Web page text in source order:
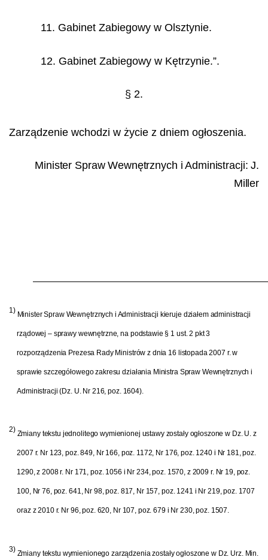
11. Gabinet Zabiegowy w Olsztynie.
12. Gabinet Zabiegowy w Kętrzynie.”.
§ 2.
Zarządzenie wchodzi w życie z dniem ogłoszenia.
Minister Spraw Wewnętrznych i Administracji:J.
Miller
1)Minister Spraw Wewnętrznych i Administracji kieruje działem administracji
rządowej – sprawy wewnętrzne, na podstawie § 1 ust. 2 pkt 3
rozporządzenia Prezesa Rady Ministrów z dnia 16 listopada 2007 r. w
sprawie szczegółowego zakresu działania Ministra Spraw Wewnętrznych i
Administracji (Dz. U. Nr 216, poz. 1604).
2) Zmiany tekstu jednolitego wymienionej ustawy zostały ogłoszone w Dz. U. z
2007 r. Nr 123, poz. 849, Nr 166, poz. 1172, Nr 176, poz. 1240 i Nr 181, poz.
1290, z 2008 r. Nr 171, poz. 1056 i Nr 234, poz. 1570, z 2009 r. Nr 19, poz.
100, Nr 76, poz. 641, Nr 98, poz. 817, Nr 157, poz. 1241 i Nr 219, poz. 1707
oraz z 2010 r. Nr 96, poz. 620, Nr 107, poz. 679 i Nr 230, poz. 1507.
3)Zmiany tekstu wymienionego zarządzenia zostały ogłoszone w Dz. Urz. Min.